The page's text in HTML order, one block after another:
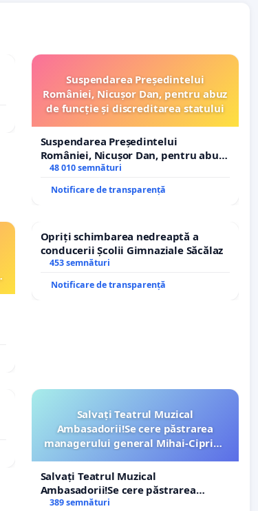
Suspendarea Președintelui
României, Nicușor Dan, pentru abuz
de funcție și discreditarea statului
Suspendarea Președintelui
României, Nicușor Dan, pentru abuz
de funcție și discreditarea statului
48 010 semnături
Notificare de transparență
Opriți schimbarea nedreaptă a
conducerii Școlii Gimnaziale Săcălaz
453 semnături
Notificare de transparență
Salvați Teatrul Muzical
Ambasadorii!Se cere păstrarea
managerului general Mihai-Ciprian
Salvați Teatrul Muzical
Ambasadorii!Se cere păstrarea
managerului general Mihai-Ciprian
389 semnături